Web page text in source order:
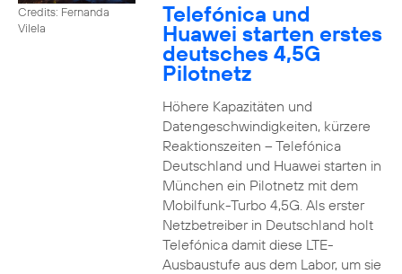
Credits: Fernanda
Vilela
Telefónica und
Huawei starten erstes
deutsches 4,5G
Pilotnetz
Höhere Kapazitäten und
Datengeschwindigkeiten, kürzere
Reaktionszeiten – Telefónica
Deutschland und Huawei starten in
München ein Pilotnetz mit dem
Mobilfunk-Turbo 4,5G. Als erster
Netzbetreiber in Deutschland holt
Telefónica damit diese LTE-
Ausbaustufe aus dem Labor, um sie